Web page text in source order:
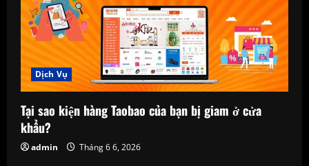
Dịch Vụ
Tại sao kiện hàng Taobao của bạn bị giam ở cửa
khẩu?
admin Tháng 6 6, 2026